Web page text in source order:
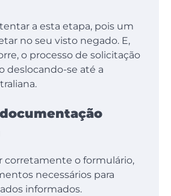
a esta etapa, pois um
no seu visto negado. E,
o processo de solicitação
deslocando-se até a
corretamente o formulário,
necessários para
informados.